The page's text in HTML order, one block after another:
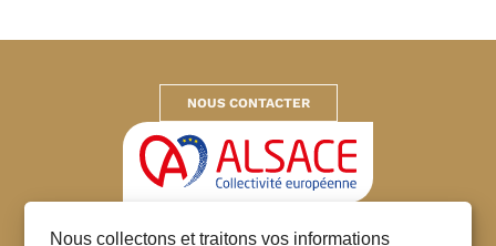
Nous collectons et traitons vos informations
NOUS CONTACTER
Collectivité européenne d’Alsace